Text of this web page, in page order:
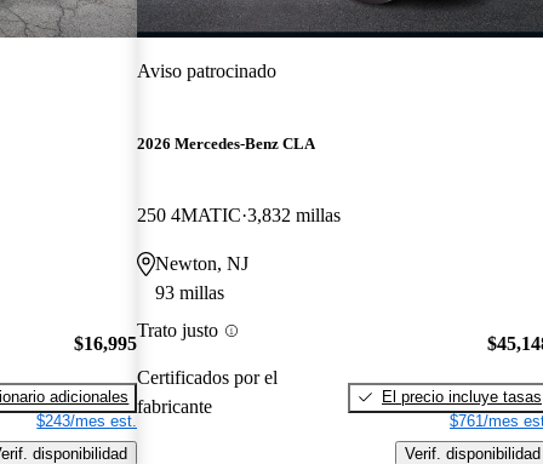
$16,995
adicionales
$243/mes est.
disponibilidad
Aviso patrocinado
2026 Mercedes-Benz CLA
250 4MATIC 3,832 millas
Newton, NJ
93 millas
Trato justo
Certificados por el
fabricante
El precio incluye tasas
$761/mes
Verif. disponibilidad